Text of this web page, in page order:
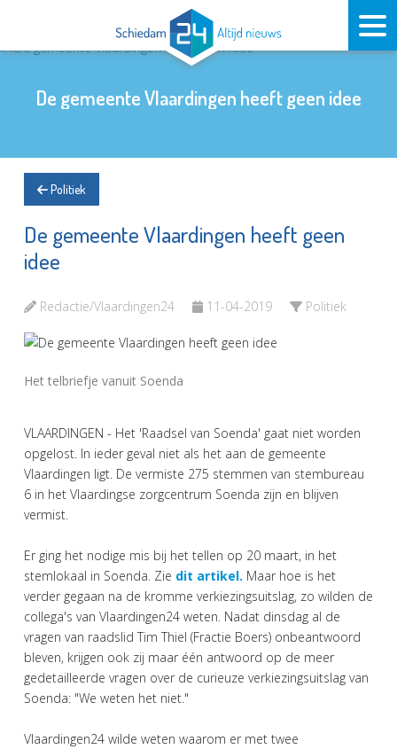
De gemeente Vlaardingen heeft geen idee
Politiek
De gemeente Vlaardingen heeft geen
idee
Redactie/Vlaardingen24 11-04-2019 Politiek
Het telbriefje vanuit Soenda
VLAARDINGEN - Het 'Raadsel van Soenda' gaat niet worden
opgelost. In ieder geval niet als het aan de gemeente
Vlaardingen ligt. De vermiste 275 stemmen van stembureau
6 in het Vlaardingse zorgcentrum Soenda zijn en blijven
vermist.
Er ging het nodige mis bij het tellen op 20 maart, in het
stemlokaal in Soenda. Zie dit artikel. Maar hoe is het
verder gegaan na de kromme verkiezingsuitslag, zo wilden de
collega's van Vlaardingen24 weten. Nadat dinsdag al de
vragen van raadslid Tim Thiel (Fractie Boers) onbeantwoord
bleven, krijgen ook zij maar één antwoord op de meer
gedetailleerde vragen over de curieuze verkiezingsuitslag van
Soenda: "We weten het niet."
Vlaardingen24 wilde weten waarom er met twee